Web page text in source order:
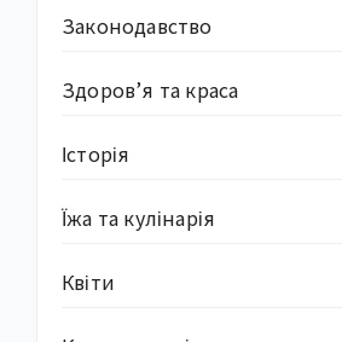
Законодавство
Здоров’я та краса
Історія
Їжа та кулінарія
Квіти